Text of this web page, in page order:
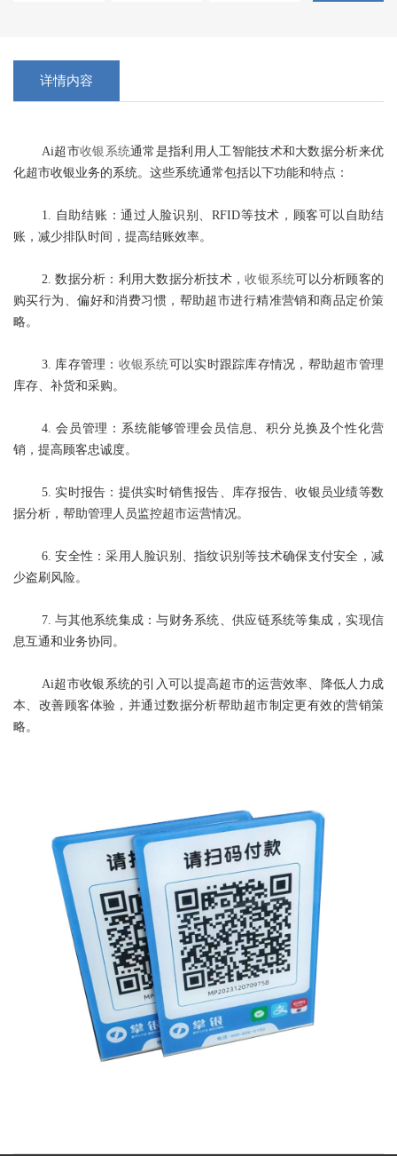
详情内容
Ai超市收银系统通常是指利用人工智能技术和大数据分析来优
化超市收银业务的系统。这些系统通常包括以下功能和特点：
1. 自助结账：通过人脸识别、RFID等技术，顾客可以自助结
账，减少排队时间，提高结账效率。
2. 数据分析：利用大数据分析技术，收银系统可以分析顾客的
购买行为、偏好和消费习惯，帮助超市进行精准营销和商品定价策
略。
3. 库存管理： 收银系统可以实时跟踪库存情况，帮助超市管理
库存、补货和采购。
4. 会员管理：系统能够管理会员信息、积分兑换及个性化营
销，提高顾客忠诚度。
5. 实时报告：提供实时销售报告、库存报告、收银员业绩等数
据分析，帮助管理人员监控超市运营情况。
6. 安全性：采用人脸识别、指纹识别等技术确保支付安全，减
少盗刷风险。
7. 与其他系统集成：与财务系统、供应链系统等集成，实现信
息互通和业务协同。
Ai超市收银系统的引入可以提高超市的运营效率、降低人力成
本、改善顾客体验，并通过数据分析帮助超市制定更有效的营销策
略。